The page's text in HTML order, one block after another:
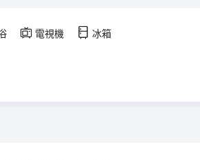
電視機 冰箱